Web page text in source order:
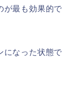
が最も効果的で
になった状態で